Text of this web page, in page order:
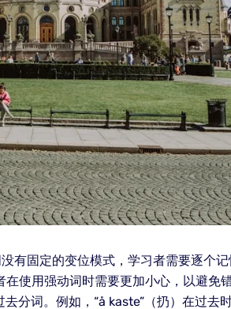
固定的变位模式，学习者需要逐个记
使用强动词时需要更加小心，以避免
分词。例如，“å kaste”（扔）在过去